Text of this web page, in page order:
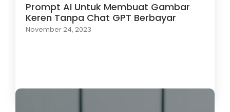
Prompt AI Untuk Membuat Gambar
Keren Tanpa Chat GPT Berbayar
November 24, 2023